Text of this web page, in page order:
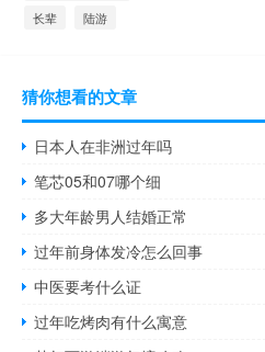
长辈 陆游
猜你想看的文章
日本人在非洲过年吗
笔芯05和07哪个细
多大年龄男人结婚正常
过年前身体发冷怎么回事
中医要考什么证
过年吃烤肉有什么寓意